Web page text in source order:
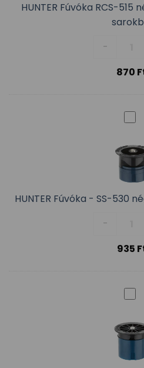
HUNTER Fúvóka RCS-515
-
870
HUNTER Fúvóka - SS-530
-
935